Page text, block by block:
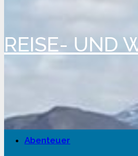
REISE- UND
Abenteuer